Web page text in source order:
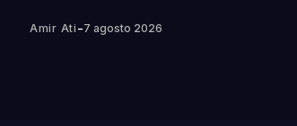
Amir Ati -7 agosto 2026